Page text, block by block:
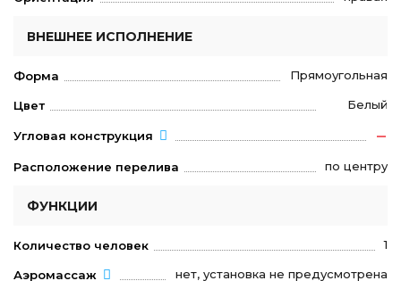
ВНЕШНЕЕ ИСПОЛНЕНИЕ
Форма Прямоугольная
Цвет Белый
Угловая конструкция
Расположение перелива по центру
ФУНКЦИИ
Количество человек 1
Аэромассаж нет, установка не предусмотрена